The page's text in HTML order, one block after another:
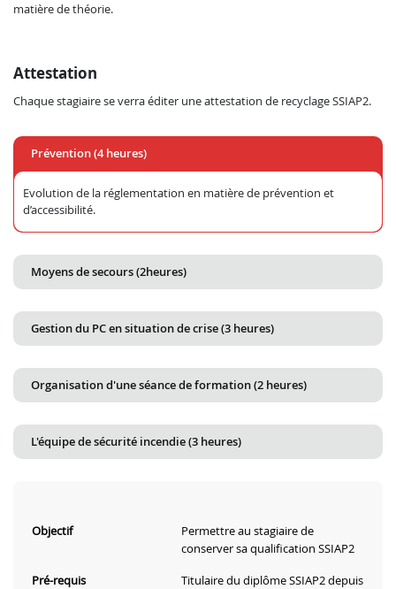
matière de théorie.
Attestation
Chaque stagiaire se verra éditer une attestation de recyclage SSIAP2.
Prévention (4 heures)
Evolution de la réglementation en matière de prévention et
d’accessibilité.
Moyens de secours (2heures)
Gestion du PC en situation de crise (3 heures)
Organisation d'une séance de formation (2 heures)
L'équipe de sécurité incendie (3 heures)
Objectif
Permettre au stagiaire de
conserver sa qualification SSIAP2
Pré-requis
Titulaire du diplôme SSIAP2 depuis